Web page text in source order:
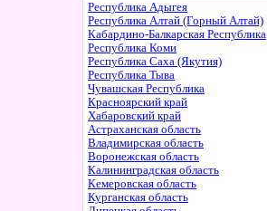
Республика Адыгея
Республика Алтай (Горный Алтай)
Кабардино-Балкарская Республика
Республика Коми
Республика Саха (Якутия)
Республика Тыва
Чувашская Республика
Красноярский край
Хабаровский край
Астраханская область
Владимирская область
Воронежская область
Калининградская область
Кемеровская область
Курганская область